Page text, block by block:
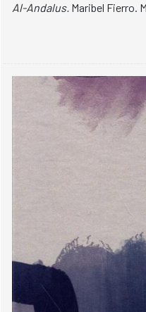
Al-Andalus. Maribel Fierro.